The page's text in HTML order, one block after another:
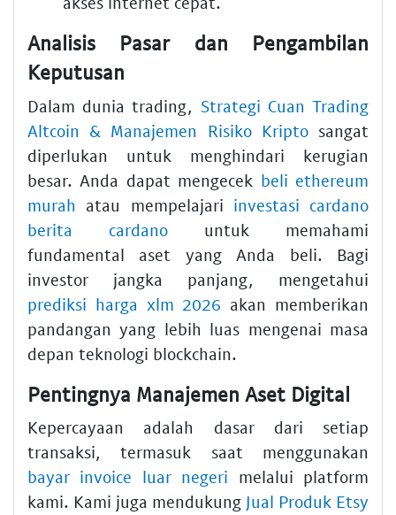
Analisis Pasar dan Pengambilan
Keputusan
Dalam dunia trading, Strategi Cuan Trading
Altcoin & Manajemen Risiko Kriptosangat
diperlukan untuk menghindari kerugian
besar. Anda dapat mengecek beli ethereum
murah atau mempelajari investasi cardano
berita cardano untuk memahami
fundamental aset yang Anda beli. Bagi
investor jangka panjang, mengetahui
prediksi harga xlm 2026 akan memberikan
pandangan yang lebih luas mengenai masa
depan teknologi blockchain.
Pentingnya Manajemen Aset Digital
Kepercayaan adalah dasar dari setiap
transaksi, termasuk saat menggunakan
bayar invoice luar negeri melalui platform
kami. Kami juga mendukung Jual Produk Etsy